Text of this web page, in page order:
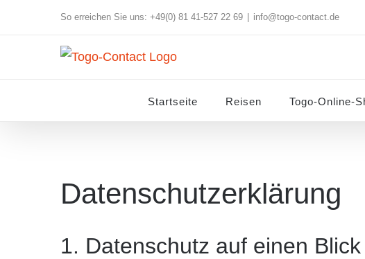
So erreichen Sie uns: +49(0) 81 41-527 22 69 info@togo-contact.de
Startseite Reisen Togo-Online-
Datenschutzerklärung
1. Datenschutz auf einen Blick